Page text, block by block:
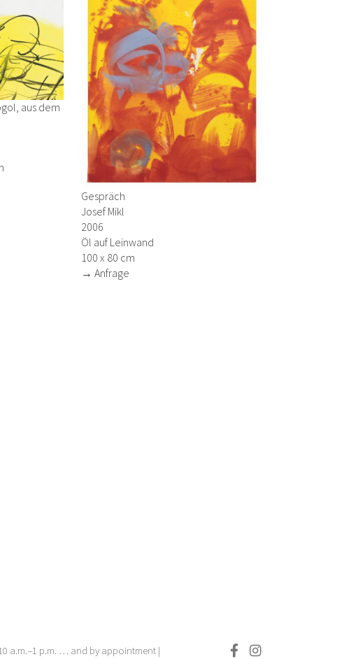
aus dem
Gespräch
Josef Mikl
2006
Öl auf Leinwand
100 x 80 cm
→ Anfrage
a.m.–1 p.m. … and by appointment |